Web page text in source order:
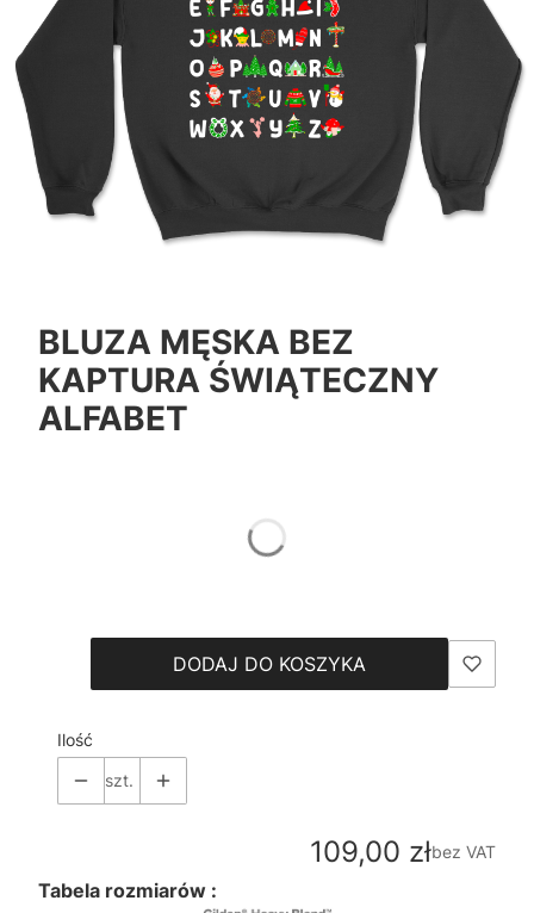
BLUZA MĘSKA BEZ
KAPTURA ŚWIĄTECZNY
ALFABET
DODAJ DO KOSZYKA
Ilość
szt.
Cena
109,00 złbez VAT
Tabela rozmiarów :